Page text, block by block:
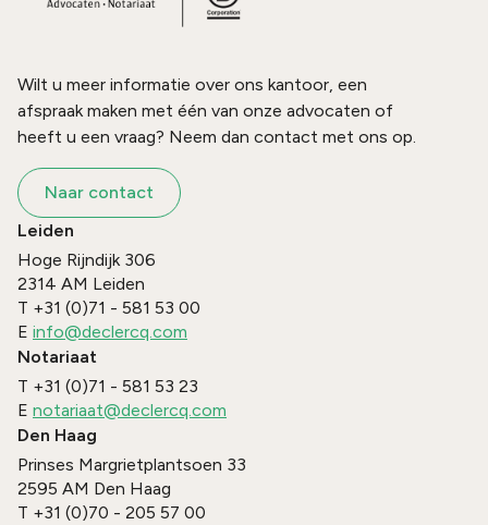
Wilt u meer informatie over ons kantoor, een
afspraak maken met één van onze advocaten of
heeft u een vraag? Neem dan contact met ons op.
Naar contact
Leiden
Hoge Rijndijk 306
2314 AM Leiden
T +31 (0)71 - 581 53 00
E info@declercq.com
Notariaat
T +31 (0)71 - 581 53 23
E notariaat@declercq.com
Den Haag
Prinses Margrietplantsoen 33
2595 AM Den Haag
T +31 (0)70 - 205 57 00